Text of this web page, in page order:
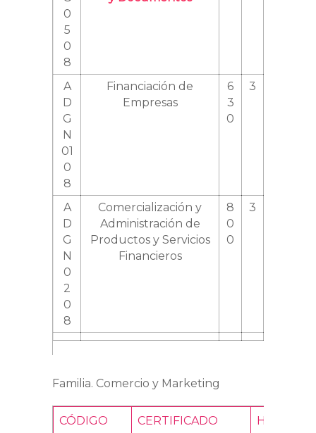
0
5
0
8
A
D
G
N
01
0
8
Financiación de
Empresas
6
3
0
3
A
D
G
N
0
2
0
8
Comercialización y
Administración de
Productos y Servicios
Financieros
8
0
0
3
Familia. Comercio y Marketing
CÓDIGO CERTIFICADO HORAS